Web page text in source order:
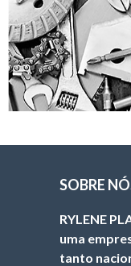
SOBRE
RYLENE
uma
tanto